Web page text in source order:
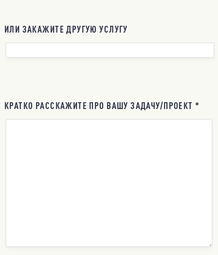
ИЛИ ЗАКАЖИТЕ ДРУГУЮ УСЛУГУ
КРАТКО РАССКАЖИТЕ ПРО ВАШУ ЗАДАЧУ/ПРОЕКТ *